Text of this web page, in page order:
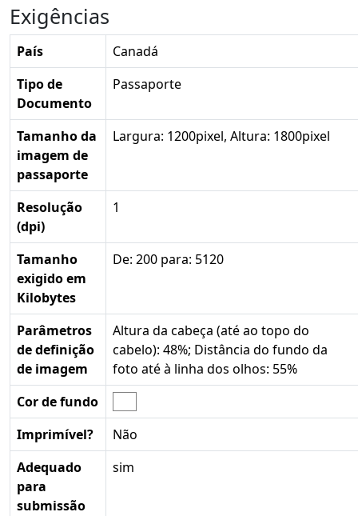
Exigências
País
Canadá
Tipo de
Documento
Passaporte
Tamanho da
imagem de
passaporte
Largura: 1200pixel, Altura: 1800pixel
Resolução
(dpi)
1
Tamanho
exigido em
Kilobytes
De: 200 para: 5120
Parâmetros
de definição
de imagem
Altura da cabeça (até ao topo do
cabelo): 48%; Distância do fundo da
foto até à linha dos olhos: 55%
Cor de fundo
Imprimível?
Não
Adequado
para
submissão
sim